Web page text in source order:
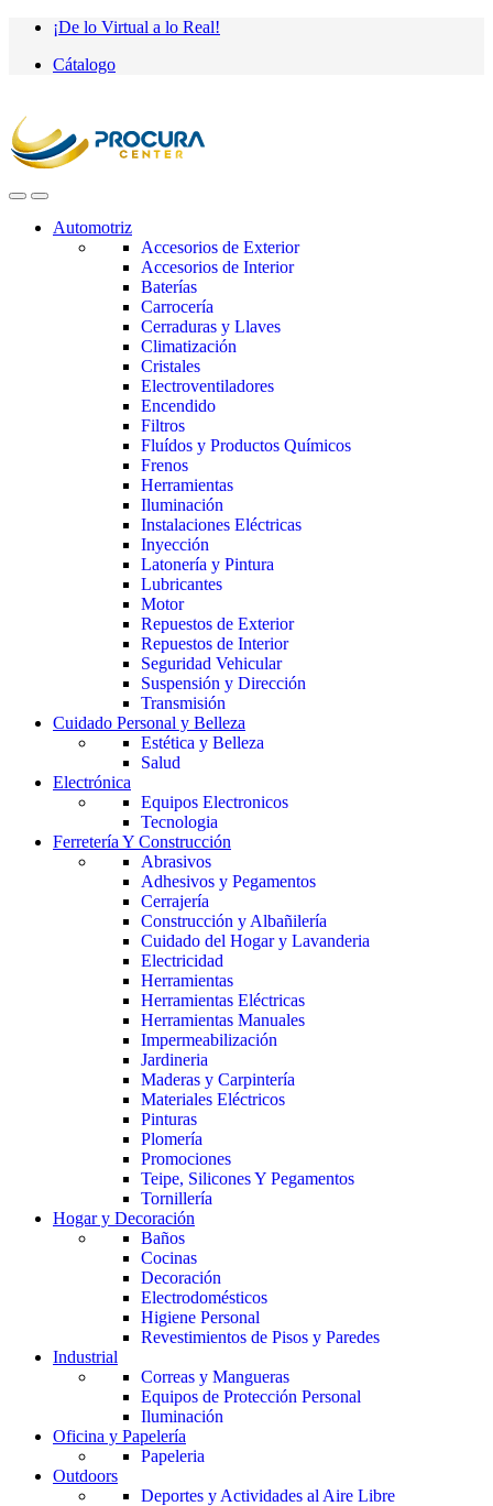
Saltar
navegación
saltar
contenido
¡De lo Virtual a lo Real!
Cátalogo
Automotriz
Accesorios de Exterior
Accesorios de Interior
Baterías
Carrocería
Cerraduras y Llaves
Climatización
Cristales
Electroventiladores
Encendido
Filtros
Fluídos y Productos Químicos
Frenos
Herramientas
Iluminación
Instalaciones Eléctricas
Inyección
Latonería y Pintura
Lubricantes
Motor
Repuestos de Exterior
Repuestos de Interior
Seguridad Vehicular
Suspensión y Dirección
Transmisión
Cuidado Personal y Belleza
Estética y Belleza
Salud
Electrónica
Equipos Electronicos
Tecnologia
Ferretería Y Construcción
Abrasivos
Adhesivos y Pegamentos
Cerrajería
Construcción y Albañilería
Cuidado del Hogar y Lavanderia
Electricidad
Herramientas
Herramientas Eléctricas
Herramientas Manuales
Impermeabilización
Jardineria
Maderas y Carpintería
Materiales Eléctricos
Pinturas
Plomería
Promociones
Teipe, Silicones Y Pegamentos
Tornillería
Hogar y Decoración
Baños
Cocinas
Decoración
Electrodomésticos
Higiene Personal
Revestimientos de Pisos y Paredes
Industrial
Correas y Mangueras
Equipos de Protección Personal
Iluminación
Oficina y Papelería
Papeleria
Outdoors
Deportes y Actividades al Aire Libre